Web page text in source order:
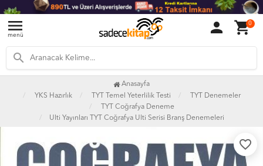
menu
menü person shopping_cart0
search
Anasayfa
YKS Hazırlık
TYT Temel Yeterlilik Testi
TYT Denemeler
TYT Coğrafya Deneme
Ulti Yayınları TYT Coğrafya Ulti Serisi Branş Denemeleri
favorite_border